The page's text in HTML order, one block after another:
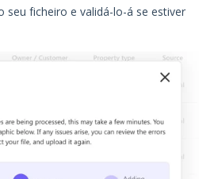
seu ficheiro e validá-lo-á se estiver